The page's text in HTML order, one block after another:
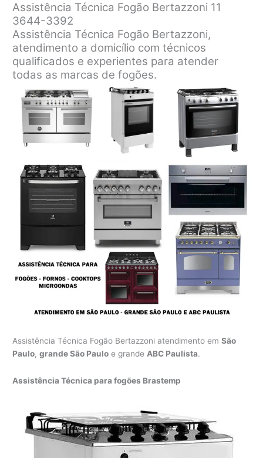
Assistência Técnica Fogão Bertazzoni 11
3644-3392
Assistência Técnica Fogão Bertazzoni,
atendimento a domicílio com técnicos
qualificados e experientes para atender
todas as marcas de fogões.
Assistência Técnica Fogão Bertazzoni atendimento emSão
Paulo,grande São Paulo e grandeABC Paulista.
Assistência Técnica para fogões Brastemp